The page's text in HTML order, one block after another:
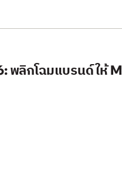
พลิกโฉมแบรนด์ให้